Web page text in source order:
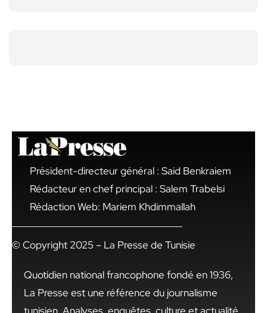
Président-directeur général : Said Benkraiem
Rédacteur en chef principal : Salem Trabelsi
Rédaction Web: Mariem Khdimmallah
© Copyright 2025 – La Presse de Tunisie
Quotidien national francophone fondé en 1936,
La Presse est une référence du journalisme